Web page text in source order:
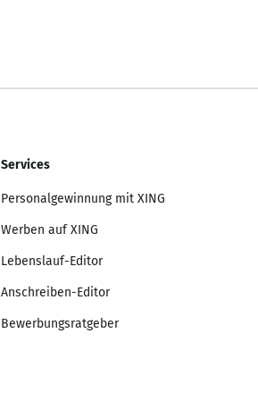
Services
Personalgewinnung mit XING
Werben auf XING
Lebenslauf-Editor
Anschreiben-Editor
Bewerbungsratgeber